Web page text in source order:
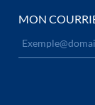
MON